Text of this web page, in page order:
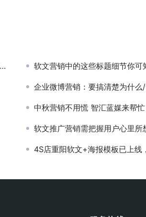
软文营销中的这些标题细节你可
企业微博营销：要搞清楚为什么
中秋营销不用慌 智汇蓝媒来帮忙
软文推广营销需把握用户心里所
4S店重阳软文+海报模板已上线，为了让大